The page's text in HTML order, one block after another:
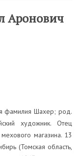
Аронович
фамилия Шахер; род.
художник. Отец
магазина. 13
(Томская область,